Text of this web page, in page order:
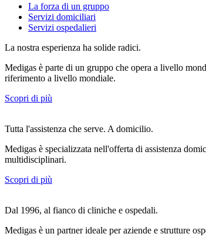
La forza di un gruppo
Servizi domiciliari
Servizi ospedalieri
La nostra esperienza ha solide radici.
Medigas è parte di un gruppo che opera a livello
riferimento a livello mondiale.
Scopri di più
Tutta l'assistenza che serve. A domicilio.
Medigas è specializzata nell'offerta di assistenza
multidisciplinari.
Scopri di più
Dal 1996, al fianco di cliniche e ospedali.
Medigas è un partner ideale per aziende e strutture